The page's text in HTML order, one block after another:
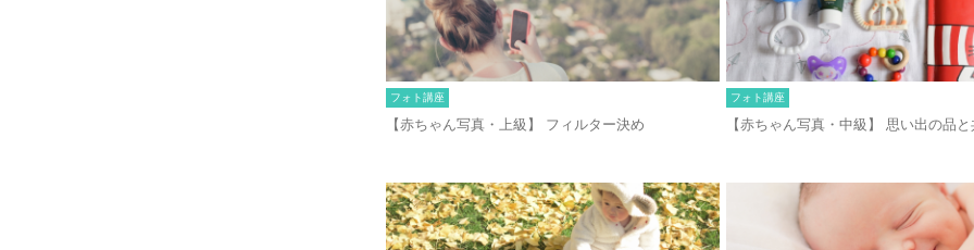
フォト講座
【赤ちゃん写真・上級】 フィルター決め
フォト講座
【赤ちゃん写真・中級】 思い出の品